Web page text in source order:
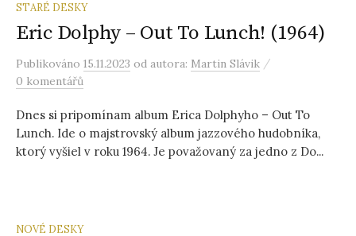
STARÉ DESKY
Eric Dolphy – Out To Lunch! (1964)
Publikováno 15.11.2023 od autora: Martin Slávik /
0 komentářů
Dnes si pripomínam album Erica Dolphyho – Out To
Lunch. Ide o majstrovský album jazzového hudobníka,
ktorý vyšiel v roku 1964. Je považovaný za jedno z Do...
NOVÉ DESKY